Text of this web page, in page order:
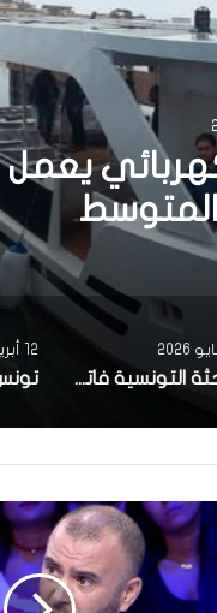
يعمل
الباحثة التونسية فاتن المولدي تنجح في الحصول على براءة اختراع في الولايات المتحدة الأمريكية، وذلك بعد ابتكارها محركاً هجيناً ثورياً
12 أبريل 2026